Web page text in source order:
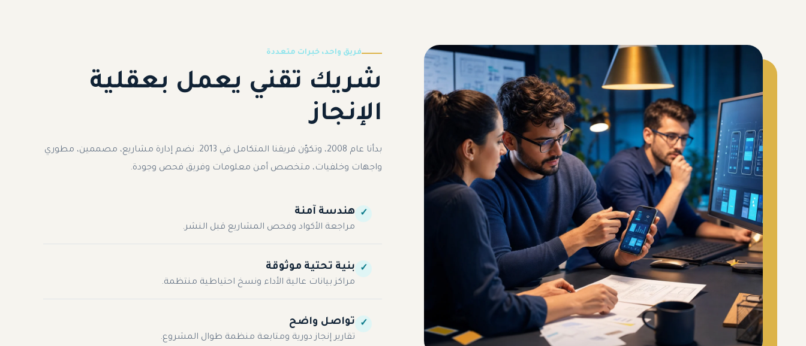
فريق واحد، خبرات متعددة
شريك تقني يعمل بعقلية
الإنجاز
بدأنا عام 2008، وتكوّن فريقنا المتكامل في 2013. نضم إدارة مشاريع، مصممين، مطوري
واجهات وخلفيات، متخصص أمن معلومات وفريق فحص وجودة.
✓ هندسة آمنة
مراجعة الأكواد وفحص المشاريع قبل النشر.
✓ بنية تحتية موثوقة
مراكز بيانات عالية الأداء ونسخ احتياطية منتظمة.
✓ تواصل واضح
تقارير إنجاز دورية ومتابعة منظمة طوال المشروع.